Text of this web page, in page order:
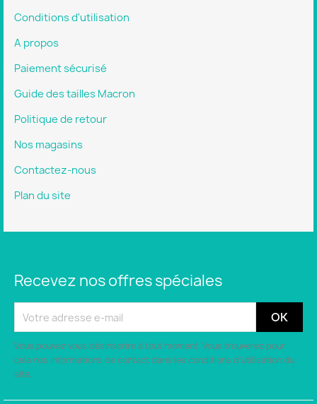
Conditions d'utilisation
A propos
Paiement sécurisé
Guide des tailles Macron
Politique de retour
Nos magasins
Contactez-nous
Plan du site
Recevez nos offres spéciales
Vous pouvez vous désinscrire à tout moment. Vous trouverez pour
cela nos informations de contact dans les conditions d'utilisation du
site.